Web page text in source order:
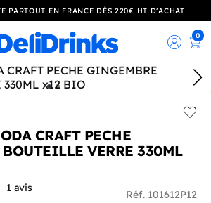
PARTOUT EN FRANCE DÈS 220€ HT D’ACHAT
0
CRAFT PECHE
VERRE 330ML
1 avis
Réf. 101612P12